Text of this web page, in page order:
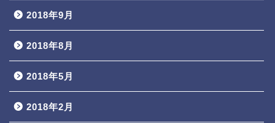
2018年9月
2018年8月
2018年5月
2018年2月